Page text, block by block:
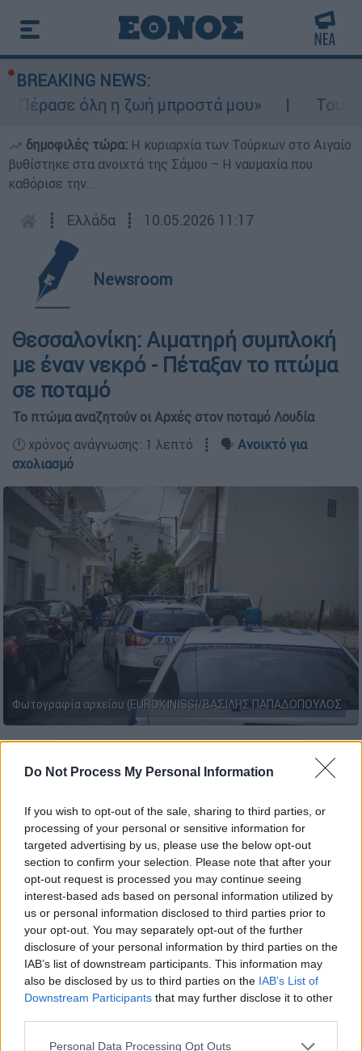
Do Not Process My Personal Information
If you wish to opt-out of the sale, sharing to third parties, or
processing of your personal or sensitive information for
targeted advertising by us, please use the below opt-out
section to confirm your selection. Please note that after your
opt-out request is processed you may continue seeing
interest-based ads based on personal information utilized by
us or personal information disclosed to third parties prior to
your opt-out. You may separately opt-out of the further
disclosure of your personal information by third parties on the
IAB’s list of downstream participants. This information may
also be disclosed by us to third parties on the IAB’s List of
Downstream Participants that may further disclose it to other
Please note that this website/app uses one or more Google
Personal Data Processing Opt Outs
BREAKING NEWS:
όλη η ζωή μπροστά μου»
δημοφιλές τώρα: Η κυριαρχία των Τούρκων στο Αιγαίο
βυθίστηκε στα ανοιχτά της Σάμου – Η ναυμαχία που
καθόρισε την...
┋ Ελλάδα ┋ 10.05.2026 11:17
Newsroom
Θεσσαλονίκη: Αιματηρή συμπλοκή
με έναν νεκρό - Πέταξαν το πτώμα
σε ποταμό
Το πτώμα αναζητούν οι Αρχές στον ποταμό Λουδία
🕛 χρόνος ανάγνωσης: 1 λεπτό ┋ 🗣️ Ανοικτό για
σχολιασμό
Φωτογραφία αρχείου (EUROKINISSI/ΒΑΣΙΛΗΣ ΠΑΠΑΔΟΠΟΥΛΟΣ
Το πτώμα άνδρα που φέρεται να έπεσε
δολοφονίας στα ΜάλγαραΘεσσαλονίκης
αναζητούν οι Αρχές στον ποταμό Λουδία.
Για την υπόθεσηέχουν προσαχθεί τέσσερα
άτομααπό στελέχη της Διεύθυνσης
Αντιμετώπισης Οργανωμένου Εγκλήματος,
δύο εκ των οποίων φαίνεται ναομολόγησαν
την εμπλοκή τους στη δολοφονία και
συνελήφθησαν.